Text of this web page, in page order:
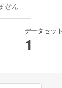
せん
データセット
1